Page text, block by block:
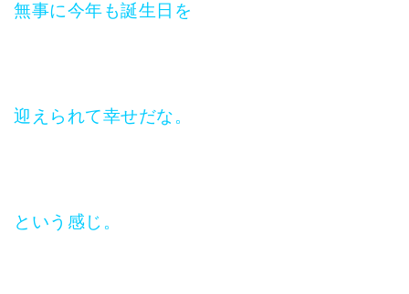
無事に今年も誕生日を
迎えられて幸せだな。
という感じ。